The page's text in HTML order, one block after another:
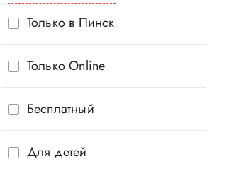
Только в Пинск
Только Online
Бесплатный
Для детей